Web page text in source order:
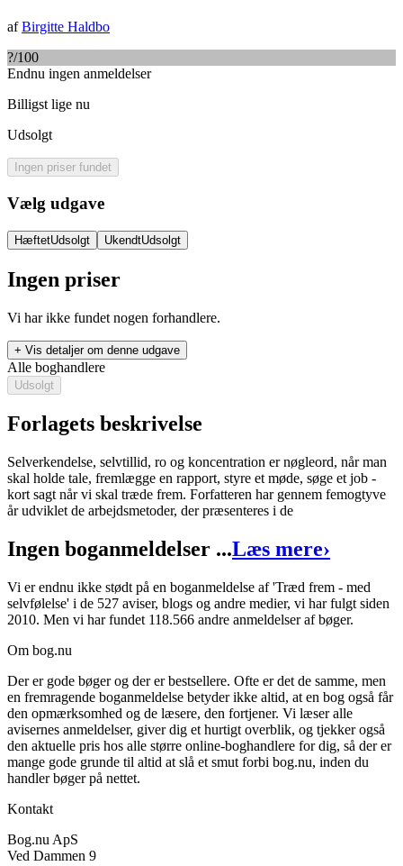
afBirgitte Haldbo
?/100
Endnu ingen anmeldelser
Billigst lige nu
Udsolgt
Ingen priser fundet
Vælg udgave
HæftetUdsolgt UkendtUdsolgt
Ingen priser
Vi har ikke fundet nogen forhandlere.
+ Vis detaljer om denne udgave
Træd frem - med selvfølelse
Format:Hæftet
Sider:166
ISBN:9788700408524
Forlag: Gyldendal Uddannelse
Udgivet: 1. januar 1970
Alle boghandlere
Udsolgt
Forlagets beskrivelse
Selverkendelse, selvtillid, ro og koncentration er nøgleord, når man
skal holde tale, fremlægge en rapport, styre et møde, søge et job -
kort sagt når vi skal træde frem. Forfatteren har gennem femogtyve
år udviklet de arbejdsmetoder, der præsenteres i de
Ingen boganmeldelser ...Læs mere›
Vi er endnu ikke stødt på en boganmeldelse af 'Træd frem - med
selvfølelse' i de 527 aviser, blogs og andre medier, vi har fulgt siden
2010. Men vi har fundet 118.566 andre anmeldelser af bøger.
Om bog.nu
Der er gode bøger og der er bestsellere. Ofte er det de samme, men
en fremragende boganmeldelse betyder ikke altid, at en bog også får
den opmærksomhed og de læsere, den fortjener. Vi læser alle
avisernes anmeldelser, giver dig et hurtigt overblik, og tjekker også
den aktuelle pris hos alle større online-boghandlere for dig, så der er
mange gode grunde til altid at slå et smut forbi bog.nu, inden du
handler bøger på nettet.
Kontakt
Bog.nu ApS
Ved Dammen 9